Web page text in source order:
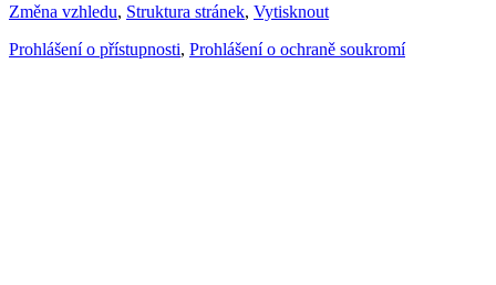
Změna vzhledu, Struktura stránek, Vytisknout
Prohlášení o přístupnosti, Prohlášení o ochraně soukromí